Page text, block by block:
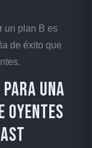
un plan B es
de éxito que
una
Oyentes